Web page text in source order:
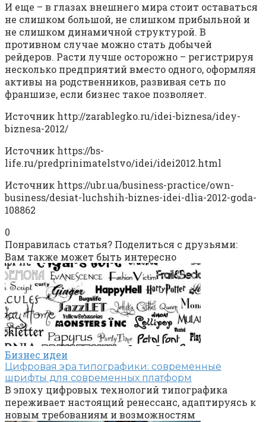
И еще – в глазах внешнего мира стоит оставаться
не слишком большой, не слишком прибыльной и
не слишком динамичной структурой. В
противном случае можно стать добычей
рейдеров. Расти лучше осторожно – регистрируя
несколько предприятий вместо одного, оформляя
активы на родственников, развивая сеть по
франшизе, если бизнес такое позволяет.
Источник http://zarablegko.ru/idei-biznesa/idey-
biznesa-2012/
Источник https://bs-
life.ru/predprinimatelstvo/idei/idei2012.html
Источник https://ubr.ua/business-practice/own-
business/desiat-luchshih-biznes-idei-dlia-2012-goda-
108862
0
Понравилась статья? Поделиться с друзьями:
Вам также может быть интересно
Бизнес идеи
Цифровая эра типографики: современные
шрифты для современных платформ
В эпоху цифровых технологий типографика
переживает настоящий ренессанс, адаптируясь к
новым требованиям и возможностям